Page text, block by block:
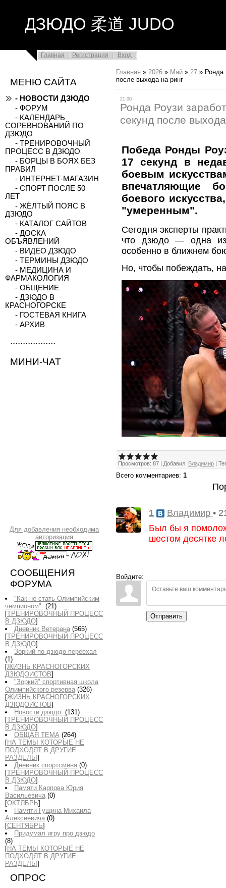
ДЗЮДО 柔道 JUDO
Главная Регистрация Вход
МЕНЮ САЙТА
- НОВОСТИ ДЗЮДО
- ФОРУМ
- КАЛЕНДАРЬ
СОРЕВНОВАНИЙ ПО
ДЗЮДО
- ТРЕНИРОВОЧНЫЙ
ПРОЦЕСС В ДЗЮДО
- БОРЦЫ В БОЯХ БЕЗ
ПРАВИЛ
- ИНТЕРНЕТ-МАГАЗИН
- СПОРТ ПОСЛЕ 50
ЛЕТ
- ЖЁЛТЫЙ ПОЯС В
ДЗЮДО
- КАТАЛОГ САЙТОВ
- ДОСКА
ОБЪЯВЛЕНИЙ
- ВИДЕО ДЗЮДО
- ТЕРМИНЫ ДЗЮДО
- МЕДИЦИНА И
ФАРМАКОЛОГИЯ
- ОБЩЕНИЕ
- ДЗЮДО В
КРАСНОГОРСКЕ
- ГОСТЕВАЯ КНИГА
- АРХИВ
..................
МИНИ-ЧАТ
Для добавления необходима
авторизация
СООБЩЕНИЯ
ФОРУМА
"Как не стать Олимпийским
чемпионом". (21)
[ТРЕНИРОВОЧНЫЙ ПРОЦЕСС
В ДЗЮДО]
Дневник Ветерана (565)
[ТРЕНИРОВОЧНЫЙ ПРОЦЕСС
В ДЗЮДО]
Зоркий по дзюдо переехал
(1)
[ЖИЗНЬ КРАСНОГОРСКИХ
ДЗЮДОИСТОВ]
"Зоркий" спортивная школа
Олимпийского резерва (326)
[ЖИЗНЬ КРАСНОГОРСКИХ
ДЗЮДОИСТОВ]
Новости дзюдо. (131)
[ТРЕНИРОВОЧНЫЙ ПРОЦЕСС
В ДЗЮДО]
ОБЩАЯ ТЕМА (264)
[НА ТЕМЫ КОТОРЫЕ НЕ
ПОДХОДЯТ В ДРУГИЕ
РАЗДЕЛЫ ]
Дневник спортсмена (0)
[ТРЕНИРОВОЧНЫЙ ПРОЦЕСС
В ДЗЮДО]
Памяти Карпова Юрия
Васильевича (0)
[ОКТЯБРЬ]
Памяти Гущина Михаила
Алексеевича (0)
[СЕНТЯБРЬ]
Придумал игру про дзюдо
(8)
[НА ТЕМЫ КОТОРЫЕ НЕ
ПОДХОДЯТ В ДРУГИЕ
РАЗДЕЛЫ ]
ОПРОС
Главная » 2026 » Май » 27 » Ронда
после выхода на ринг
21:00
Ронда Роузи
секунд после
Победа Ронды
17 секунд в
боевым
впечатляющие
боевого
"умеренным".
Сегодня эксперты
что дзюдо — одна
особенно в ближнем
Но, чтобы побеждать,
Просмотров: 87 Добавил: Владимир
Всего комментариев: 1
1 Владимир •
Был бы я
шестом десятке
Войдите:
Отправить